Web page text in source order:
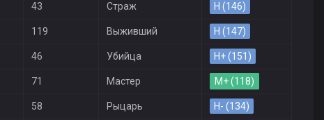
43 Страж H (146)
119 Выживший H (147)
46 Убийца H+ (151)
71 Мастер M+ (118)
58 Рыцарь H- (134)